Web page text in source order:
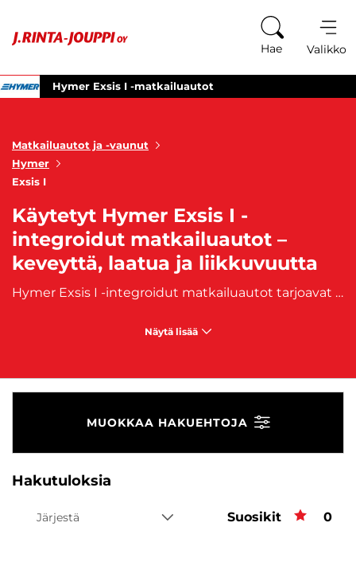
Hae Valikko
Hymer Exsis I -matkailuautot
Matkailuautot ja -vaunut
Hymer
Exsis I
Käytetyt Hymer Exsis I -
integroidut matkailuautot –
keveyttä, laatua ja liikkuvuutta
Hymer Exsis I -integroidut matkailuautot tarjoavat yhdistelmän kevyttä rakennetta, modernia muotoilua ja korkealuokkaista asumismukavuutta. Kompaktit mitat tekevät niistä erinomaisia valintoja matkailijoille, jotka etsivät helppoa ajettavuutta ja toimivia sisätiloja ilman kompromisseja laadussa tai varustelussa. Suosituimpiin Exsis I -malleihin kuuluvat esimerkiksi Hymer Exsis-i 474, joka on lyhyt ja ketterä vaihtoehto, sekä Exsis-i 504, joka yhdistää kompaktin koon ja käytännöllisyyden. Exsis-i 564 tunnetaan fiksuista vuoderatkaisuistaan, kun taas Exsis-i 580 on yksi sarjan suosituimmista perusmalleista. Exsis-i 588 tarjoaa hieman enemmän tilaa ja säilytysratkaisuja, ja Exsis-i 678 puolestaan on pituutensa ansiosta tilavin, tarjoten runsaasti mukavuutta pidemmille matkoille.
Näytä lisää
MUOKKAA HAKUEHTOJA
Hakutuloksia
Järjestä Suosikit 0